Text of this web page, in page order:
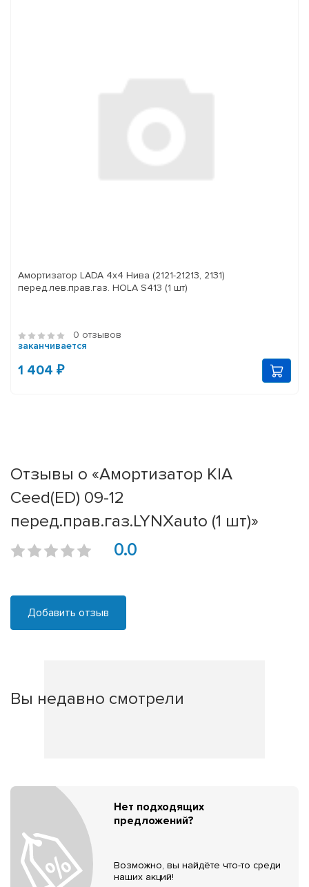
Амортизатор LADA 4x4 Нива (2121-21213, 2131)
перед.лев.прав.газ. HOLA S413 (1 шт)
0 отзывов
заканчивается
1 404 ₽
Отзывы о «Амортизатор KIA
Ceed(ED) 09-12
перед.прав.газ.LYNXauto (1 шт)»
0.0
Добавить отзыв
Вы недавно смотрели
Нет подходящих
предложений?
Возможно, вы найдёте что-то среди
наших акций!